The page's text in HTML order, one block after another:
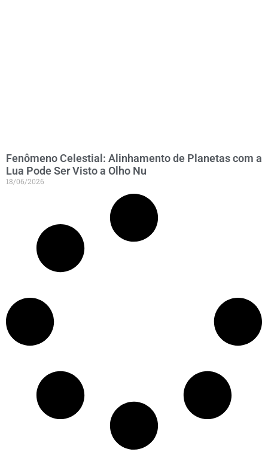
Fenômeno Celestial: Alinhamento de Planetas com a
Lua Pode Ser Visto a Olho Nu
18/06/2026